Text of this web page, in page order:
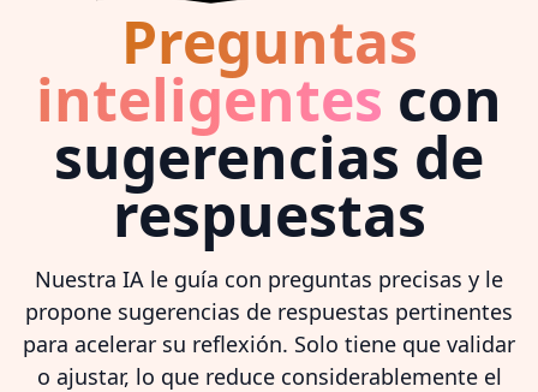
Preguntas
inteligentes con
sugerencias de
respuestas
Nuestra IA le guía con preguntas precisas y le
propone sugerencias de respuestas pertinentes
para acelerar su reflexión. Solo tiene que validar
o ajustar, lo que reduce considerablemente el